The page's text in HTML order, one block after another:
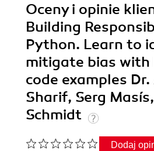
Oceny i opinie
Building
Python. Learn to
mitigate bias with
code examples
Sharif, Serg
Schmidt
Dodaj